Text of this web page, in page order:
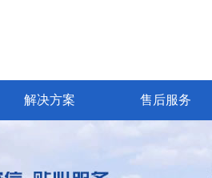
解决方案 售后服务